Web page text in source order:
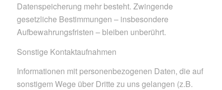
Datenspeicherung mehr besteht. Zwingende
gesetzliche Bestimmungen – insbesondere
Aufbewahrungsfristen – bleiben unberührt.
Sonstige Kontaktaufnahmen
Informationen mit personenbezogenen Daten, die auf
sonstigem Wege über Dritte zu uns gelangen (z.B.